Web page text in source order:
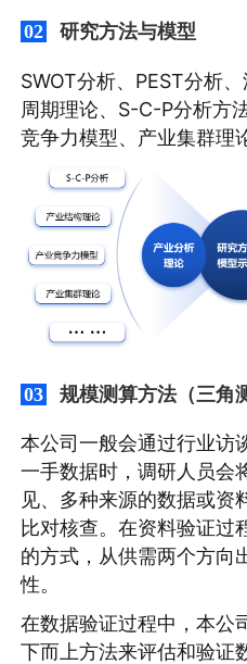
02 研究方法与模型
SWOT分析、PEST分析
周期理论、S-C-P分析方
竞争力模型、产业集群理
03 规模测算方法（三角
本公司一般会通过行业访
一手数据时，调研人员会
见、多种来源的数据或资
比对核查。在资料验证过
的方式，从供需两个方向
性。
在数据验证过程中，本公
下而上方法来评估和验证